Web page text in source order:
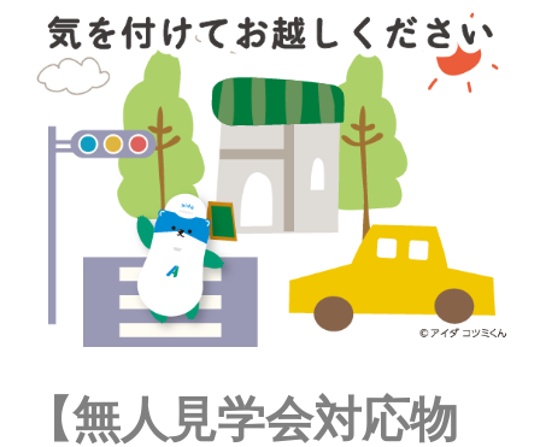
【無人見学会対応物